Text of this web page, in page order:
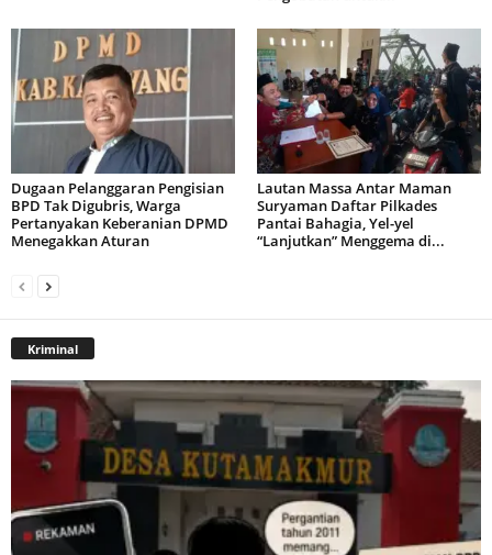
Dugaan Pelanggaran Pengisian
BPD Tak Digubris, Warga
Pertanyakan Keberanian DPMD
Menegakkan Aturan
Lautan Massa Antar Maman
Suryaman Daftar Pilkades
Pantai Bahagia, Yel-yel
“Lanjutkan” Menggema di...
Kriminal